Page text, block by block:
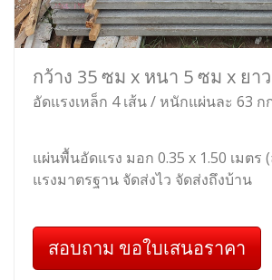
กว้าง 35 ซม x หนา 5 ซม x ยา
อัดแรงเหล็ก 4 เส้น / หนักแผ่นละ 63 ก
แผ่นพื้นอัดแรง มอก 0.35 x 1.50 เมตร
แรงมาตรฐาน จัดส่งไว จัดส่งถึงบ้าน
สอบถาม ขอใบเสนอราคา